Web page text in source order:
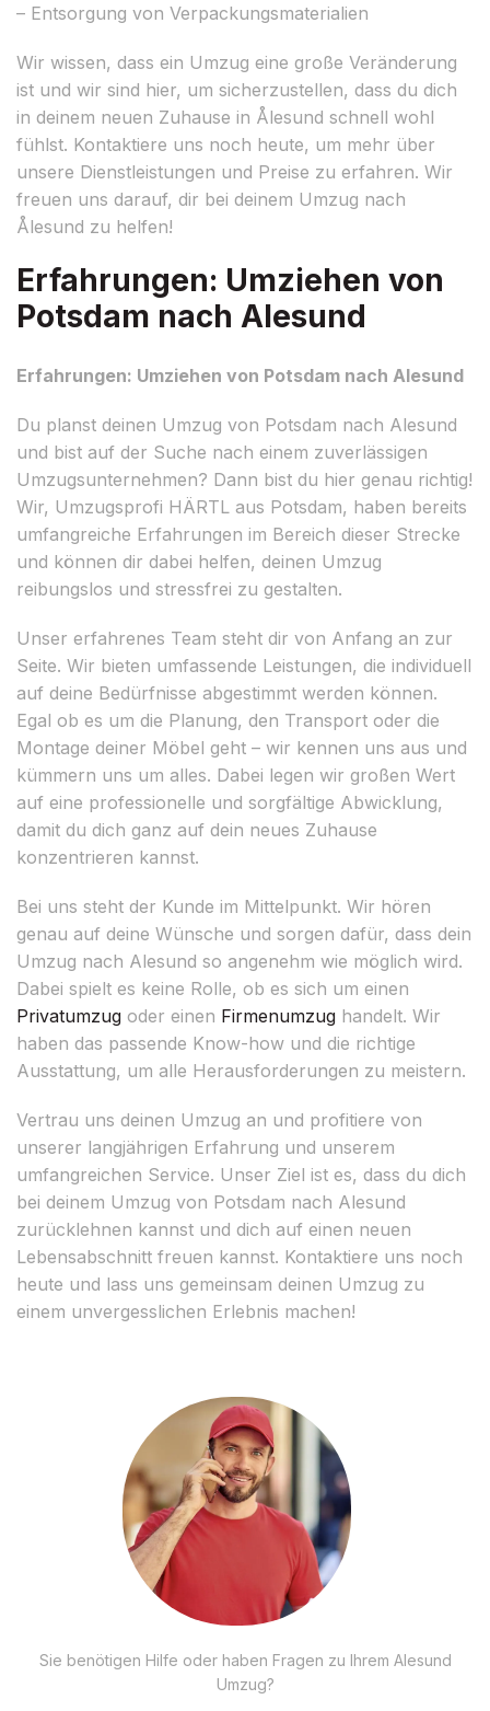
– Entsorgung von Verpackungsmaterialien
Wir wissen, dass ein Umzug eine große Veränderung
ist und wir sind hier, um sicherzustellen, dass du dich
in deinem neuen Zuhause in Ålesund schnell wohl
fühlst. Kontaktiere uns noch heute, um mehr über
unsere Dienstleistungen und Preise zu erfahren. Wir
freuen uns darauf, dir bei deinem Umzug nach
Ålesund zu helfen!
Erfahrungen: Umziehen von
Potsdam nach Alesund
Erfahrungen: Umziehen von Potsdam nach Alesund
Du planst deinen Umzug von Potsdam nach Alesund
und bist auf der Suche nach einem zuverlässigen
Umzugsunternehmen? Dann bist du hier genau richtig!
Wir, Umzugsprofi HÄRTL aus Potsdam, haben bereits
umfangreiche Erfahrungen im Bereich dieser Strecke
und können dir dabei helfen, deinen Umzug
reibungslos und stressfrei zu gestalten.
Unser erfahrenes Team steht dir von Anfang an zur
Seite. Wir bieten umfassende Leistungen, die individuell
auf deine Bedürfnisse abgestimmt werden können.
Egal ob es um die Planung, den Transport oder die
Montage deiner Möbel geht – wir kennen uns aus und
kümmern uns um alles. Dabei legen wir großen Wert
auf eine professionelle und sorgfältige Abwicklung,
damit du dich ganz auf dein neues Zuhause
konzentrieren kannst.
Bei uns steht der Kunde im Mittelpunkt. Wir hören
genau auf deine Wünsche und sorgen dafür, dass dein
Umzug nach Alesund so angenehm wie möglich wird.
Dabei spielt es keine Rolle, ob es sich um einen
Privatumzug oder einen Firmenumzug handelt. Wir
haben das passende Know-how und die richtige
Ausstattung, um alle Herausforderungen zu meistern.
Vertrau uns deinen Umzug an und profitiere von
unserer langjährigen Erfahrung und unserem
umfangreichen Service. Unser Ziel ist es, dass du dich
bei deinem Umzug von Potsdam nach Alesund
zurücklehnen kannst und dich auf einen neuen
Lebensabschnitt freuen kannst. Kontaktiere uns noch
heute und lass uns gemeinsam deinen Umzug zu
einem unvergesslichen Erlebnis machen!
Sie benötigen Hilfe oder haben Fragen zu Ihrem Alesund
Umzug?